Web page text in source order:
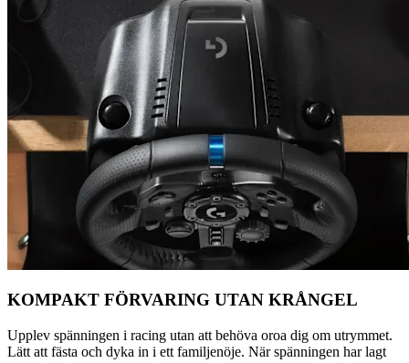
KOMPAKT FÖRVARING UTAN KRÅNGEL
Upplev spänningen i racing utan att behöva oroa dig om utrymmet.
Lätt att fästa och dyka in i ett familjenöje. När spänningen har lagt